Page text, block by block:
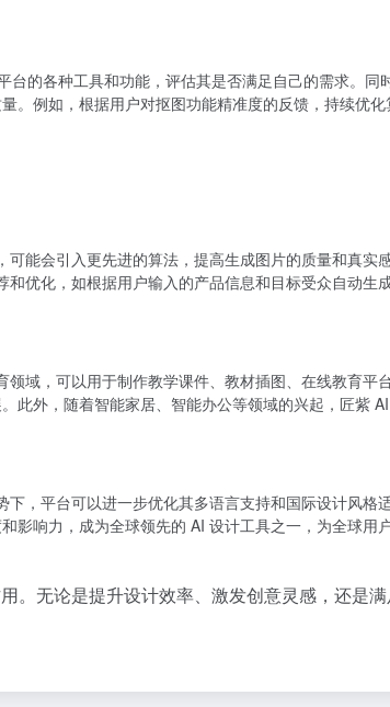
的各种工具和功能，评估其是否满足自己的需求。同
。例如，根据用户对抠图功能精准度的反馈，持续优
能会引入更先进的算法，提高生成图片的质量和真实
优化，如根据用户输入的产品信息和目标受众自动生
域，可以用于制作教学课件、教材插图、在线教育平
外，随着智能家居、智能办公等领域的兴起，匠紫
，平台可以进一步优化其多语言支持和国际设计风格
影响力，成为全球领先的 AI 设计工具之一，为全球用
。无论是提升设计效率、激发创意灵感，还是